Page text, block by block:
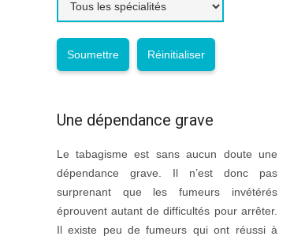
Une dépendance grave
Le tabagisme est sans aucun doute une
dépendance grave. Il n’est donc pas
surprenant que les fumeurs invétérés
éprouvent autant de difficultés pour arrêter.
Il existe peu de fumeurs qui ont réussi à